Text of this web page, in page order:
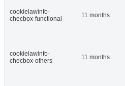
cookielawinfo-
checbox-functional
11 months
cookielawinfo-
checbox-others
11 months